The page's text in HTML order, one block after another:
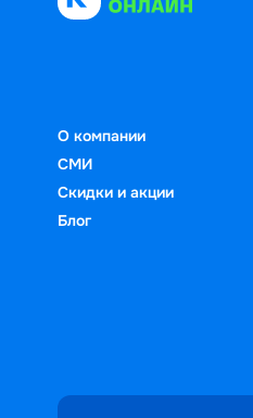
О компании
СМИ
Скидки и акции
Блог